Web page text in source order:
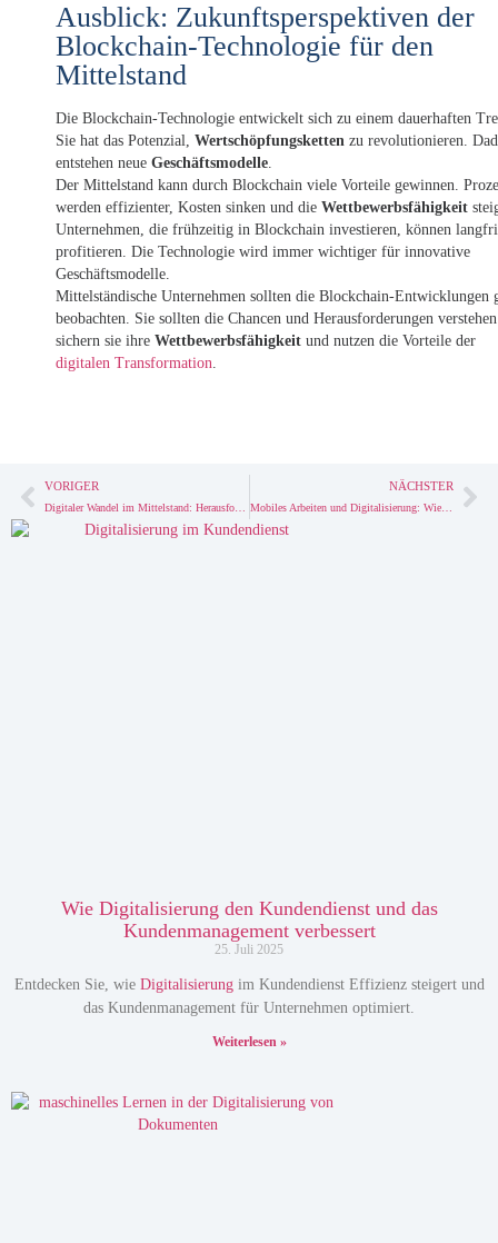
Ausblick: Zukunftsperspektiven der
Blockchain-Technologie für den
Mittelstand
Die Blockchain-Technologie entwickelt sich zu einem dauerhaften
Sie hat das Potenzial, Wertschöpfungsketten zu revolutionieren.
entstehen neue Geschäftsmodelle.
Der Mittelstand kann durch Blockchain viele Vorteile gewinnen.
werden effizienter, Kosten sinken und die Wettbewerbsfähigkeit
Unternehmen, die frühzeitig in Blockchain investieren, können
profitieren. Die Technologie wird immer wichtiger für innovative
Geschäftsmodelle.
Mittelständische Unternehmen sollten die Blockchain-Entwicklungen
beobachten. Sie sollten die Chancen und Herausforderungen
sichern sie ihre Wettbewerbsfähigkeit und nutzen die Vorteile der
digitalen Transformation.
VORIGER NÄCHSTER
Mobiles Arbeiten und Digitalisierung: Wie verändert sich die Arbeitswelt?
Wie Digitalisierung den Kundendienst und das
Kundenmanagement verbessert
25. Juli 2025
Entdecken Sie, wie Digitalisierungim Kundendienst Effizienz steigert und
das Kundenmanagement für Unternehmen optimiert.
Weiterlesen »